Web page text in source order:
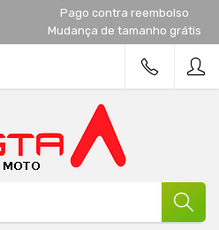
Pago contra reembolso
Mudança de tamanho grátis